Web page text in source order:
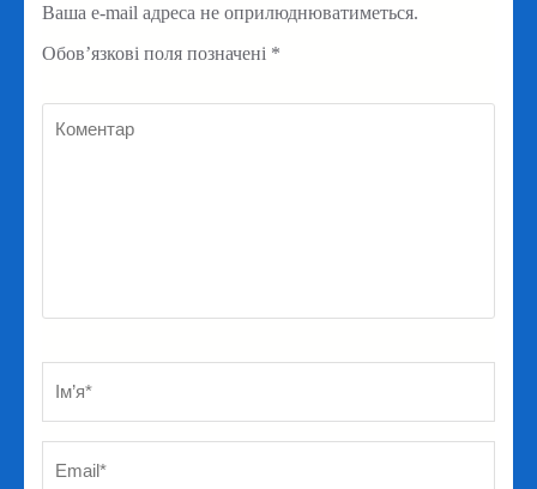
Ваша e-mail адреса не оприлюднюватиметься.
Обов’язкові поля позначені *
Коментар
Ім’я *